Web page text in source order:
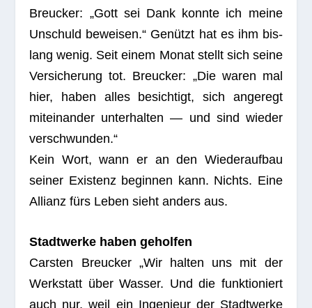
Breu­cker: „Gott sei Dank konnte ich meine
Unschuld bewei­sen.“ Genützt hat es ihm bis­
lang wenig. Seit einem Monat stellt sich seine
Ver­si­che­rung tot. Breu­cker: „Die waren mal
hier, haben alles besich­tigt, sich ange­regt
mit­ein­an­der unter­hal­ten — und sind wie­der
verschwunden.“
Kein Wort, wann er an den Wie­der­auf­bau
sei­ner Exis­tenz begin­nen kann. Nichts. Eine
Alli­anz fürs Leben sieht anders aus.
Stadt­werke haben geholfen
Cars­ten Breu­cker „Wir hal­ten uns mit der
Werk­statt über Was­ser. Und die funk­tio­niert
auch nur, weil ein Inge­nieur der Stadt­werke